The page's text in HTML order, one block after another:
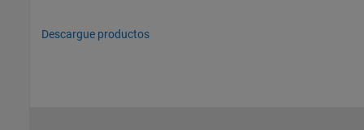
Descargue productos